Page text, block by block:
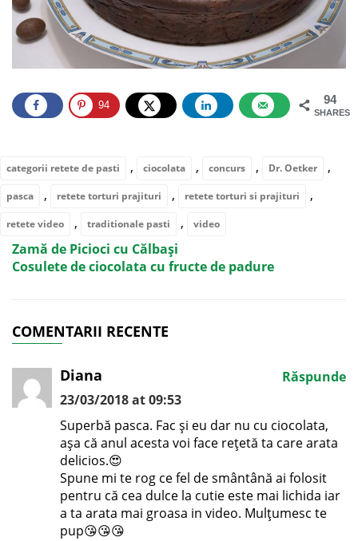
94
SHARES
94
categorii retete de pasti , ciocolata , concurs , Dr. Oetker ,
pasca , retete torturi prajituri , retete torturi si prajituri ,
retete video , traditionale pasti , video
Zamă de Picioci cu Călbași
Cosulete de ciocolata cu fructe de padure
COMENTARII RECENTE
Diana
23/03/2018 at 09:53
Superbă pasca. Fac și eu dar nu cu ciocolata,
așa că anul acesta voi face rețetă ta care arata
delicios.😍
Spune mi te rog ce fel de smântână ai folosit
pentru că cea dulce la cutie este mai lichida iar
a ta arata mai groasa in video. Mulțumesc te
pup😘😘😘
Răspunde